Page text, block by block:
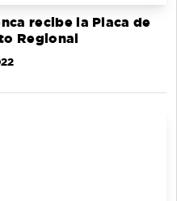
recibe la Placa de
Regional